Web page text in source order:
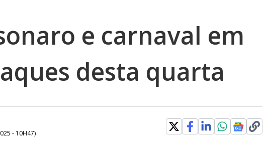
e carnaval em
desta quarta
- 10H47)